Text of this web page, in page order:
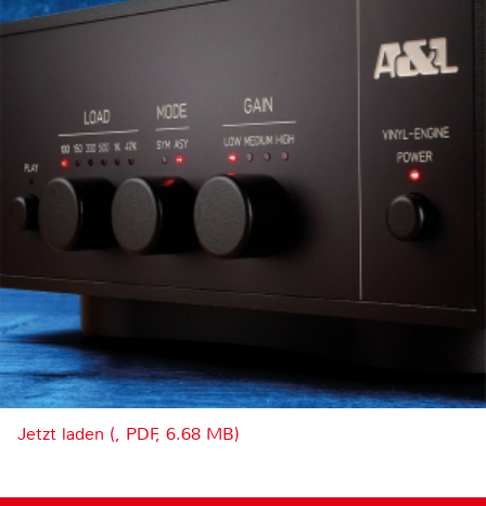
Jetzt laden (, PDF, 6.68 MB)